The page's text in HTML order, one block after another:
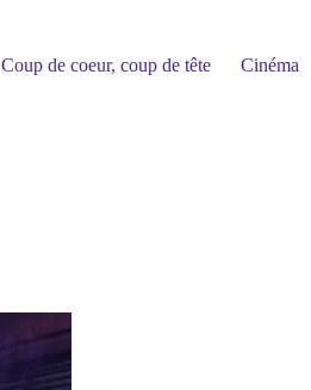
Coup de coeur, coup de tête Cinéma